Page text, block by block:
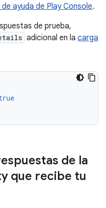
ayuda de Play Console.
de prueba,
adicional en la carga
de la
que recibe tu